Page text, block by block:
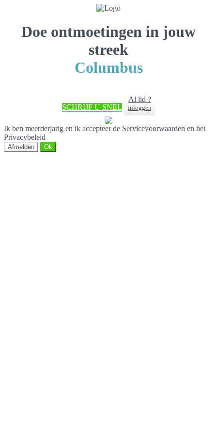
Doe ontmoetingen in jouw
streek
Columbus
SCHRIJF U SNEL
Al lid ?
inloggen
Ik ben meerderjarig en ik accepteer de Servicevoorwaarden en het
Privacybeleid
Afmelden Ok